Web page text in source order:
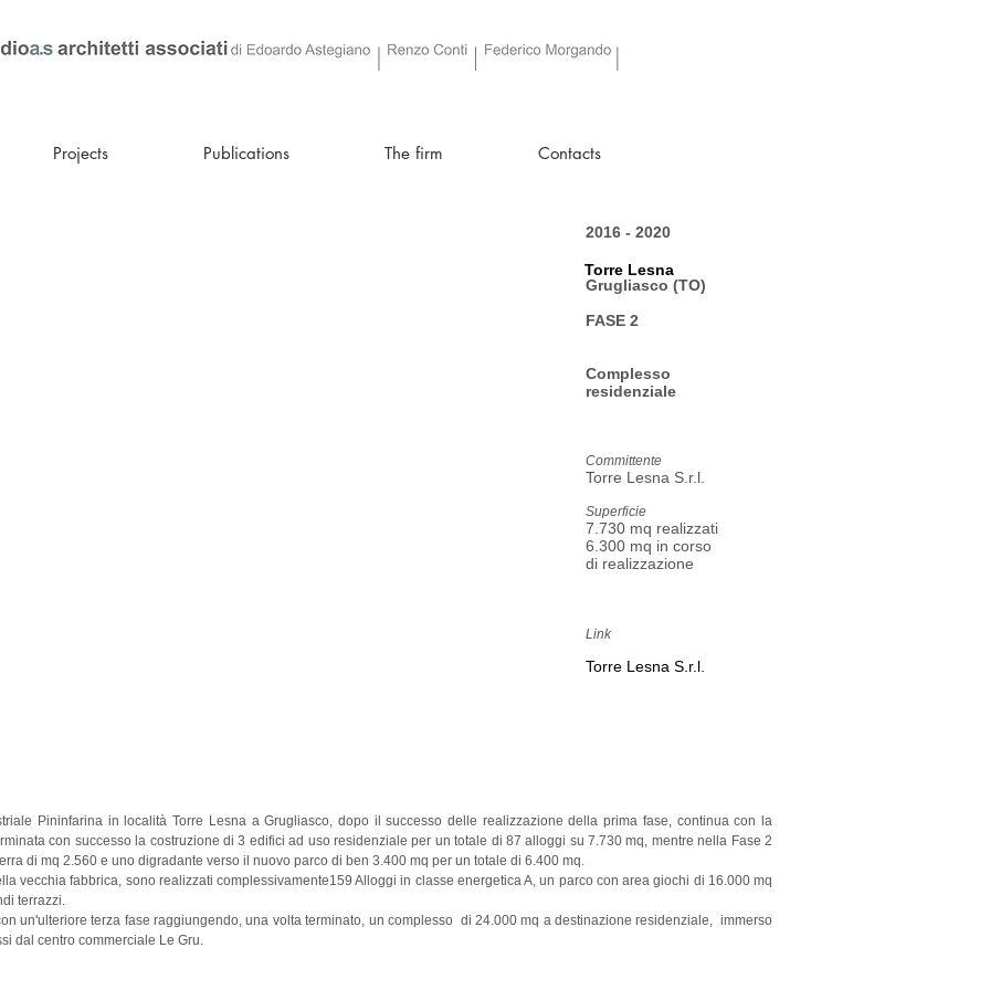
Torre Lesna
2016 - 2020
Grugliasco (TO)
FASE 2
Complesso
residenziale
Committente
Torre Lesna S.r.l.
Superficie
7.730 mq realizzati
6.300 mq in corso
di realizzazione
Link
Torre Lesna S.r.l.
Pininfarina in località Torre Lesna a Grugliasco, dopo il successo delle realizzazione della prima fase, continua con la
con successo la costruzione di 3 edifici ad uso residenziale per un totale di 87 alloggi su 7.730 mq, mentre nella Fase 2
di mq 2.560 e uno digradante verso il nuovo parco di ben 3.400 mq per un totale di 6.400 mq.
vecchia fabbrica, sono realizzati complessivamente159 Alloggi in classe energetica A, un parco con area giochi di 16.000 mq
terrazzi.
un'ulteriore terza fase raggiungendo, una volta terminato, un complesso di 24.000 mq a destinazione residenziale, immerso
dal centro commerciale Le Gru.
Projects Publications The firm Contacts